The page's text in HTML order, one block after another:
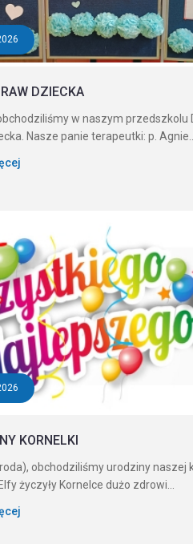
DZIECKA
w naszym przedszkolu
Nasze panie terapeutki: p. Agnie...
KORNELKI
obchodziliśmy urodziny naszej
życzyły Kornelce dużo zdrowi...